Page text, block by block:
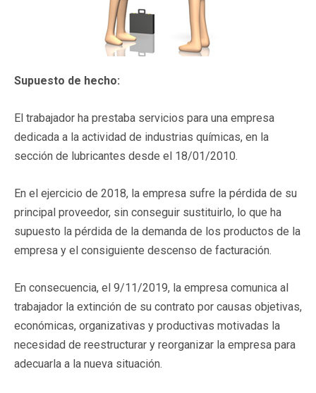
Supuesto de hecho:
El trabajador ha prestaba servicios para una empresa
dedicada a la actividad de industrias químicas, en la
sección de lubricantes desde el 18/01/2010.
En el ejercicio de 2018, la empresa sufre la pérdida de su
principal proveedor, sin conseguir sustituirlo, lo que ha
supuesto la pérdida de la demanda de los productos de la
empresa y el consiguiente descenso de facturación.
En consecuencia, el 9/11/2019, la empresa comunica al
trabajador la extinción de su contrato por causas objetivas,
económicas, organizativas y productivas motivadas la
necesidad de reestructurar y reorganizar la empresa para
adecuarla a la nueva situación.